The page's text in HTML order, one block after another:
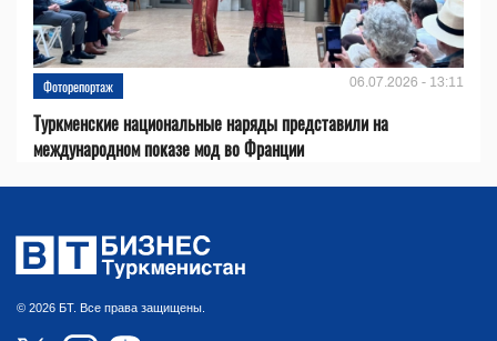
Фоторепортаж 06.07.2026 - 13:11
Туркменские национальные наряды представили на
международном показе мод во Франции
© 2026 БТ. Все права защищены.